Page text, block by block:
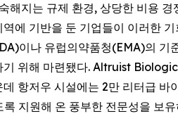
해지는 규제 환경, 상당한 비용
에 기반을 둔 기업들이 이러한
이나 유럽의약품청(EMA)의 기
위해 마련됐다. Altruist
항저우 시설에는 2만 리터급
지원해 온 풍부한 전문성을 보